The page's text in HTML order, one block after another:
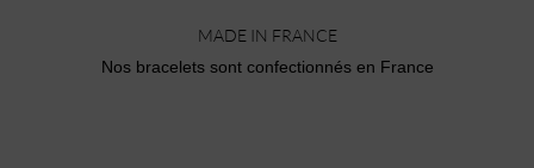
MADE IN FRANCE
Nos bracelets sont confectionnés en France